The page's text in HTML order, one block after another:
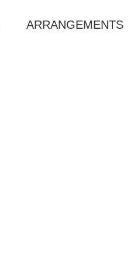
ARRANGEMENTS